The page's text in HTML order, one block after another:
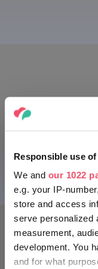
Responsible use
We and our 1022
e.g. your IP-
store and access
serve personalized
measurement,
development. You
and for what
5.
Obwohl der Theiß-
bekannt ist,
ausgebaute
vielleicht
Tiszanána-
Strand dank seiner
himmelblauen
Die Region bietet
aktive